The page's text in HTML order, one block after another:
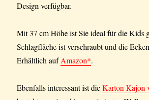
Design verfügbar.
Mit 37 cm Höhe ist Sie ideal für die Kids
Schlagfläche ist verschraubt und die
Erhältlich aufAmazon*.
Ebenfalls interessant ist dieKarton Kajon